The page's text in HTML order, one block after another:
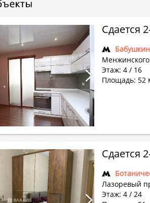
Сдается
Менжинского
Этаж: 4 / 16
Площадь: 52
Сдается
Лазоревый
Этаж: 4 / 24